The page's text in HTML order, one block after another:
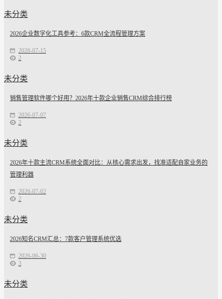
未分类
2026企业数字化工具参考：6款CRM全流程管理方案
2026-07-15
2
未分类
销售管理软件哪个好用？2026年十款企业销售CRM综合排行榜
2026-07-07
2
未分类
2026年十款主流CRM系统全面对比：从核心需求出发，找准适配自家业务的
管理利器
2026-07-02
2
未分类
2026知名CRM汇总：7款客户管理系统优选
2026-06-30
3
未分类